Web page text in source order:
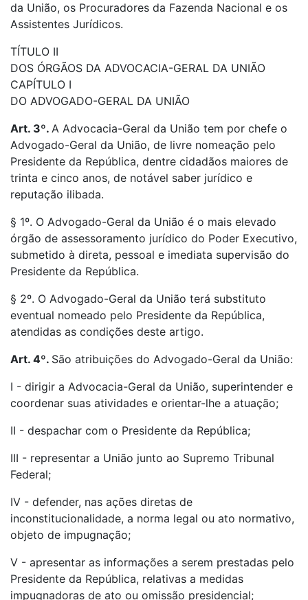
da União, os Procuradores da Fazenda Nacional e os
Assistentes Jurídicos.
TÍTULO II
DOS ÓRGÃOS DA ADVOCACIA-GERAL DA UNIÃO
CAPÍTULO I
DO ADVOGADO-GERAL DA UNIÃO
Art. 3º. A Advocacia-Geral da União tem por chefe o
Advogado-Geral da União, de livre nomeação pelo
Presidente da República, dentre cidadãos maiores de
trinta e cinco anos, de notável saber jurídico e
reputação ilibada.
§ 1º. O Advogado-Geral da União é o mais elevado
órgão de assessoramento jurídico do Poder Executivo,
submetido à direta, pessoal e imediata supervisão do
Presidente da República.
§ 2º. O Advogado-Geral da União terá substituto
eventual nomeado pelo Presidente da República,
atendidas as condições deste artigo.
Art. 4º. São atribuições do Advogado-Geral da União:
I - dirigir a Advocacia-Geral da União, superintender e
coordenar suas atividades e orientar-lhe a atuação;
II - despachar com o Presidente da República;
III - representar a União junto ao Supremo Tribunal
Federal;
IV - defender, nas ações diretas de
inconstitucionalidade, a norma legal ou ato normativo,
objeto de impugnação;
V - apresentar as informações a serem prestadas pelo
Presidente da República, relativas a medidas
impugnadoras de ato ou omissão presidencial;